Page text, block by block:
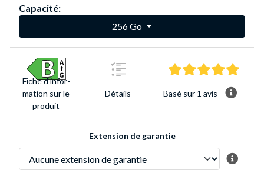
Capacité:
256 Go
Fiche d'infor­
mation sur le
produit
Détails
5.0
Basé sur 1 avis
Extension de garantie